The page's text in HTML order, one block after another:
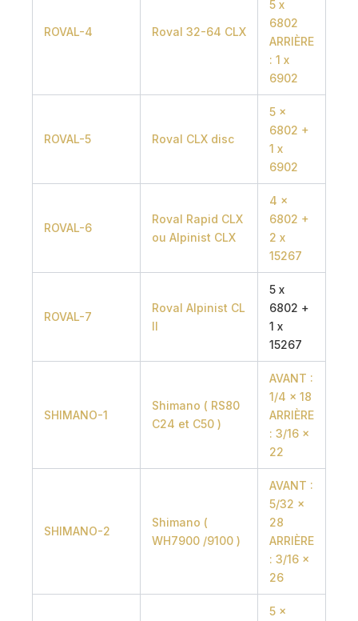
ROVAL-4 Roval 32-64 CLX
5 x
6802
ARRIÈRE
: 1 x
6902
ROVAL-5 Roval CLX disc
5 x
6802 +
1 x
6902
ROVAL-6
Roval Rapid CLX
ou Alpinist CLX
4 x
6802 +
2 x
15267
ROVAL-7
Roval Alpinist CL
II
5 x
6802 +
1 x
15267
SHIMANO-1
Shimano ( RS80
C24 et C50 )
AVANT :
1/4 x 18
ARRIÈRE
: 3/16 x
22
SHIMANO-2
Shimano (
WH7900 /9100 )
AVANT :
5/32 x
28
ARRIÈRE
: 3/16 x
26
5 x